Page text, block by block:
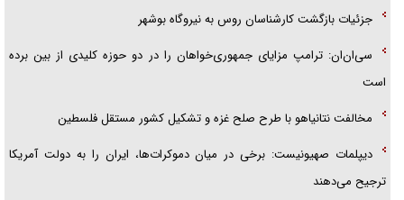
جزئیات بازگشت کارشناسان روس به نیروگاه بوشهر
سی‌ان‌ان: ترامپ مزایای جمهوری‌خواهان را در دو حوزه کلیدی از بین برده
است
مخالفت نتانیاهو با طرح صلح غزه و تشکیل کشور مستقل فلسطین
دیپلمات صهیونیست: برخی در میان دموکرات‌ها، ایران را به دولت آمریکا
ترجیح می‌دهند